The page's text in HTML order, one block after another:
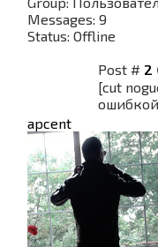
Messages: 9
Status: Offline
Post # 2
[cut
apcent